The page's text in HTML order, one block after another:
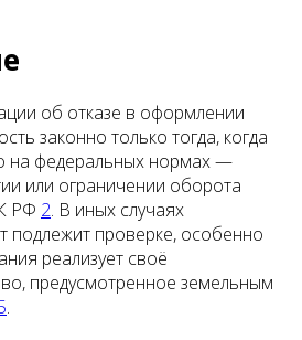
об отказе в оформлении
законно только тогда, когда
на федеральных нормах —
или ограничении оборота
РФ 2. В иных случаях
подлежит проверке, особенно
реализует своё
предусмотренное земельным
.